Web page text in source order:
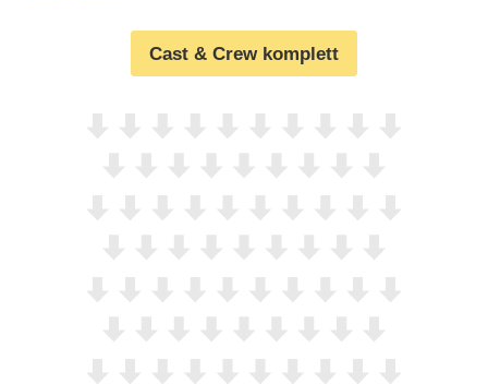
Cast & Crew komplett